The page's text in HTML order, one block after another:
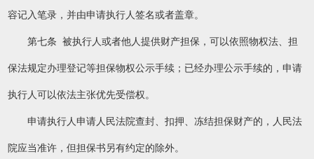
容记入笔录，并由申请执行人签名或者盖章。
第七条 被执行人或者他人提供财产担保，可以依照物权法、担
保法规定办理登记等担保物权公示手续；已经办理公示手续的，申请
执行人可以依法主张优先受偿权。
申请执行人申请人民法院查封、扣押、冻结担保财产的，人民法
院应当准许，但担保书另有约定的除外。